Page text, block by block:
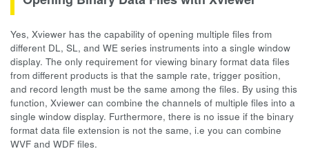
Yes, Xviewer has the capability of opening multiple files from
different DL, SL, and WE series instruments into a single window
display. The only requirement for viewing binary format data files
from different products is that the sample rate, trigger position,
and record length must be the same among the files. By using this
function, Xviewer can combine the channels of multiple files into a
single window display. Furthermore, there is no issue if the binary
format data file extension is not the same, i.e you can combine
WVF and WDF files.